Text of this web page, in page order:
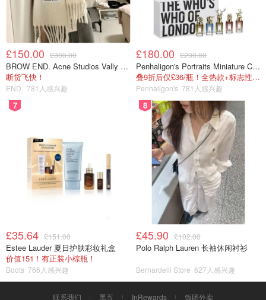
£150.00 £300.00
BROW END. Acne Studios Vally 刺绣围巾 白色
断货飞快！
END. 781人感兴趣
£180.00 £200.00
Penhaligon's Portraits Miniature Collection 香氛套装 5瓶装
叠9折后仅£36/瓶！全热款+标志性兽首头
Penhaligon's 781人感兴趣
7
£35.64 £151.00
Estee Lauder 夏日护肤彩妆礼盒
价值151！有正装小棕瓶！
Boots 766人感兴趣
8
£45.90 £102.00
Polo Ralph Lauren 长袖休闲衬衫
Bernardelli Store 627人感兴趣
联系我们 黑五 InRewards 饭团外卖